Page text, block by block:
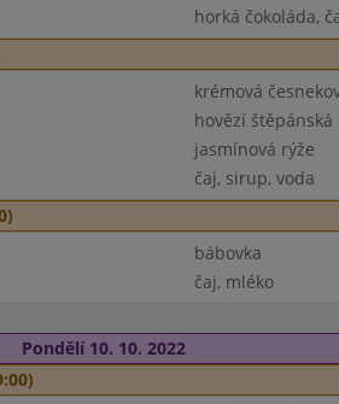
horká čokoláda,
krémová
hovězí štěpánská
jasmínová rýže
čaj, sirup, voda
bábovka
čaj, mléko
Pondělí 10. 10. 2022